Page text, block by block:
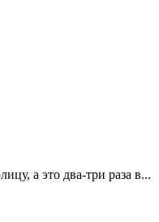
а это два-три раза в...